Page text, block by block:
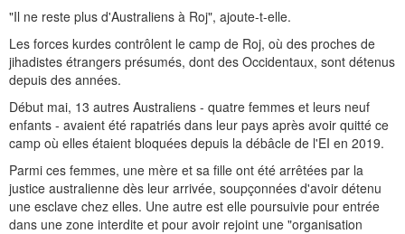
"Il ne reste plus d'Australiens à Roj", ajoute-t-elle.
Les forces kurdes contrôlent le camp de Roj, où des proches de
jihadistes étrangers présumés, dont des Occidentaux, sont détenus
depuis des années.
Début mai, 13 autres Australiens - quatre femmes et leurs neuf
enfants - avaient été rapatriés dans leur pays après avoir quitté ce
camp où elles étaient bloquées depuis la débâcle de l'EI en 2019.
Parmi ces femmes, une mère et sa fille ont été arrêtées par la
justice australienne dès leur arrivée, soupçonnées d'avoir détenu
une esclave chez elles. Une autre est elle poursuivie pour entrée
dans une zone interdite et pour avoir rejoint une "organisation